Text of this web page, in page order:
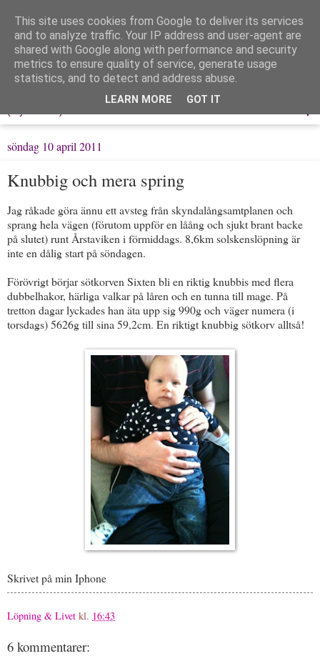
Löpning & Livet
Mitt liv, mina tankar & min träning
▼
söndag 10 april 2011
Knubbig och mera spring
Jag råkade göra ännu ett avsteg från skyndalångsamtplanen och
sprang hela vägen (förutom uppför en låång och sjukt brant backe
på slutet) runt Årstaviken i förmiddags. 8,6km solskenslöpning är
inte en dålig start på söndagen.
Förövrigt börjar sötkorven Sixten bli en riktig knubbis med flera
dubbelhakor, härliga valkar på låren och en tunna till mage. På
tretton dagar lyckades han äta upp sig 990g och väger numera (i
torsdags) 5626g till sina 59,2cm. En riktigt knubbig sötkorv alltså!
Skrivet på min Iphone
Löpning & Livet kl. 16:43
6 kommentarer:
This site uses cookies from Google to deliver its services
and to analyze traffic. Your IP address and user-agent are
shared with Google along with performance and security
metrics to ensure quality of service, generate usage
statistics, and to detect and address abuse.
LEARN MORE GOT IT